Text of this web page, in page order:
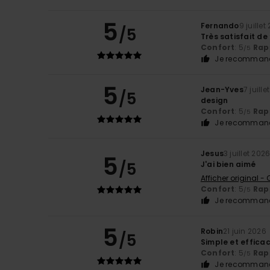
5/5 Fernando9 juillet
Très satisfait de
Confort: 5/5
Je
5/5 Jean-Yves7 juillet
design
Confort: 5/5
Je
5/5
Jesus3 juillet 2026
J'ai bien aimé
Afficher original -
Confort: 5/5
Je
5/5 Robin21 juin 2026
Simple et
Confort: 5/5
Je